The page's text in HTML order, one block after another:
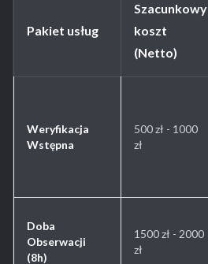
Pakiet usług
Szacunkowy
koszt
(Netto)
Weryfikacja
Wstępna
500 zł - 1000
zł
Doba
Obserwacji
(8h)
1500 zł - 2000
zł